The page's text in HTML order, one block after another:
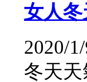
女人
2020/
冬天